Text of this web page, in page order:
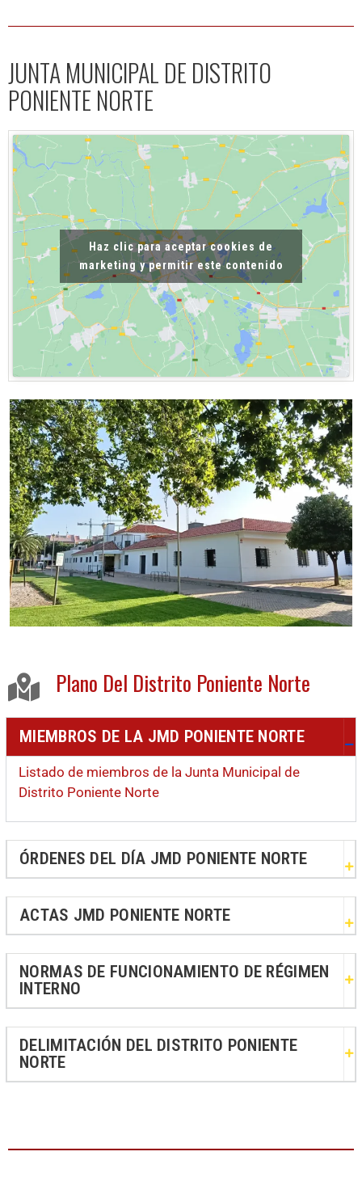
JUNTA MUNICIPAL DE DISTRITO
PONIENTE NORTE
Haz clic para aceptar cookies de
marketing y permitir este contenido
Plano Del Distrito Poniente Norte
MIEMBROS DE LA JMD PONIENTE NORTE
Listado de miembros de la Junta Municipal de
Distrito Poniente Norte
ÓRDENES DEL DÍA JMD PONIENTE NORTE
ACTAS JMD PONIENTE NORTE
NORMAS DE FUNCIONAMIENTO DE RÉGIMEN
INTERNO
DELIMITACIÓN DEL DISTRITO PONIENTE
NORTE